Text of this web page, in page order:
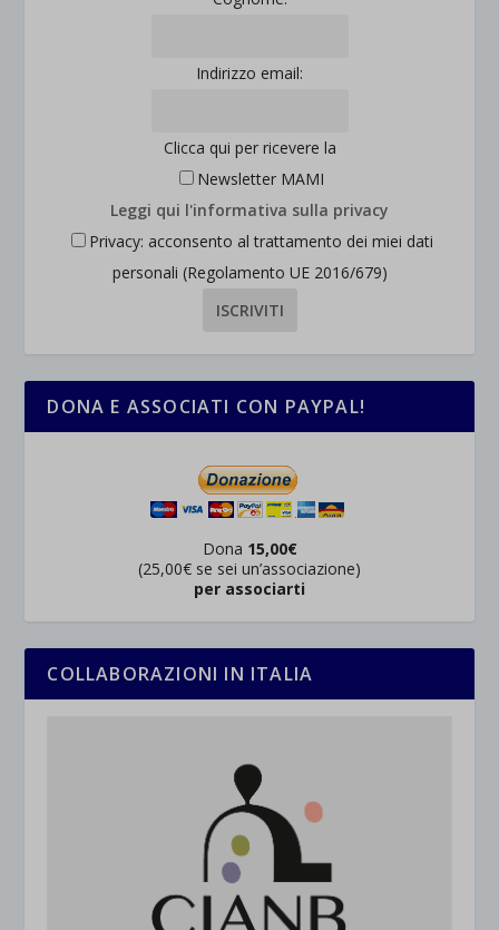
Indirizzo email:
Clicca qui per ricevere la
Newsletter MAMI
Leggi qui l'informativa sulla privacy
Privacy: acconsento al trattamento dei miei dati
personali (Regolamento UE 2016/679)
DONA E ASSOCIATI CON PAYPAL!
Dona 15,00€
(25,00€ se sei un’associazione)
per associarti
COLLABORAZIONI IN ITALIA